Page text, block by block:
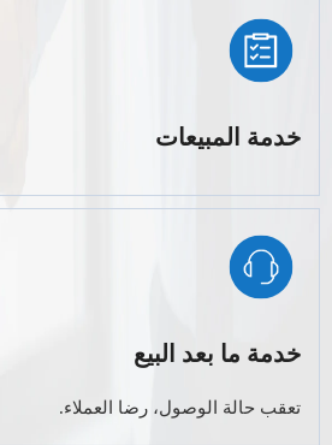
خدمة المبيعات
خدمة ما بعد البيع
تعقب حالة الوصول، رضا العملاء.